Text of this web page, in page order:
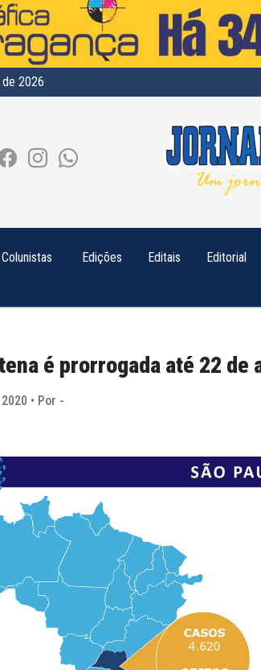
2026
Colunistas Edições Editais Editorial
é prorrogada até 22 de
• Por -